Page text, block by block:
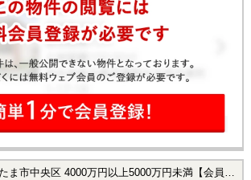
中央区 4000万円以上5000万円未満【会員様限定で公開中！】